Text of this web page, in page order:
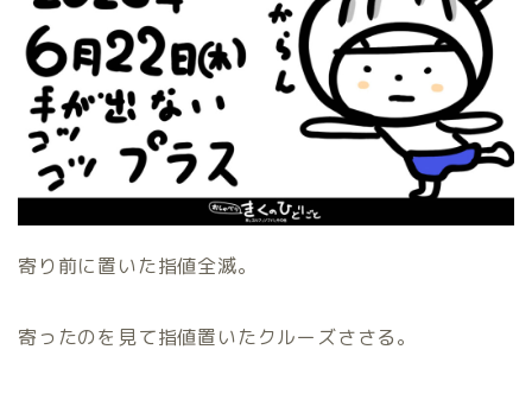
寄り前に置いた指値全滅。
寄ったのを見て指値置いたクルーズささる。